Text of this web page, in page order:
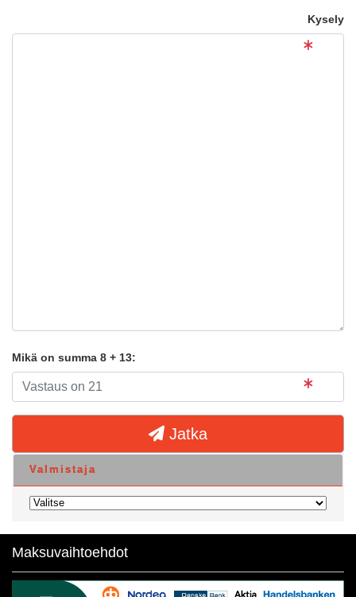
Kysely
Mikä on summa 8 + 13:
Jatka
Valmistaja
Maksuvaihtoehdot